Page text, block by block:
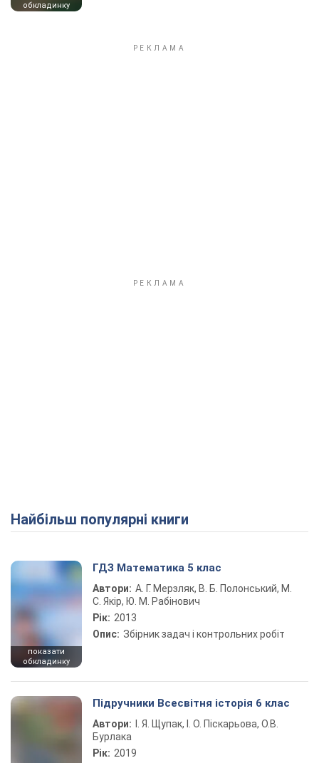
обкладинку
Найбільш популярні книги
показати
обкладинку
ГДЗ Математика 5 клас
Автори: А. Г. Мерзляк, В. Б. Полонський, М.
С. Якір, Ю. М. Рабінович
Рік: 2013
Опис: Збірник задач і контрольних робіт
Підручники Всесвітня історія 6 клас
Автори:
І. Я. Щупак, І. О. Піскарьова, О.В.
Бурлака
Рік: 2019